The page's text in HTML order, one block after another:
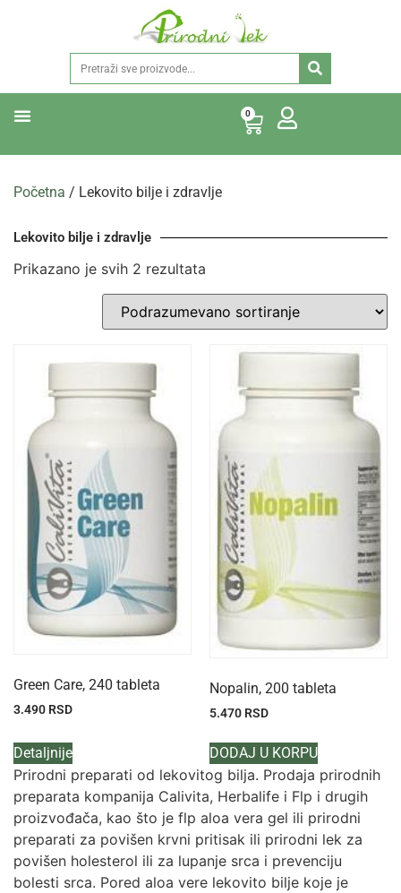
0
Početna / Lekovito bilje i zdravlje
Lekovito bilje i zdravlje
Prikazano je svih 2 rezultata
Green Care, 240 tableta
3.490 RSD
Detaljnije
Nopalin, 200 tableta
5.470 RSD
DODAJ U KORPU
Prirodni preparati od lekovitog bilja. Prodaja prirodnih
preparata kompanija Calivita, Herbalife i Flp i drugih
proizvođača, kao što je flp aloa vera gel ili prirodni
preparati za povišen krvni pritisak ili prirodni lek za
povišen holesterol ili za lupanje srca i prevenciju
bolesti srca. Pored aloa vere lekovito bilje koje je